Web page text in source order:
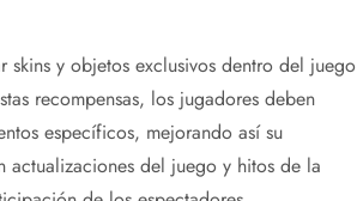
y objetos exclusivos dentro del juego
recompensas, los jugadores deben
específicos, mejorando así su
del juego y hitos de la